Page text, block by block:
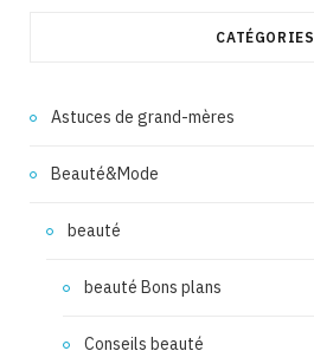
CATÉGORIES
Astuces de grand-mères
Beauté&Mode
beauté
beauté Bons plans
Conseils beauté